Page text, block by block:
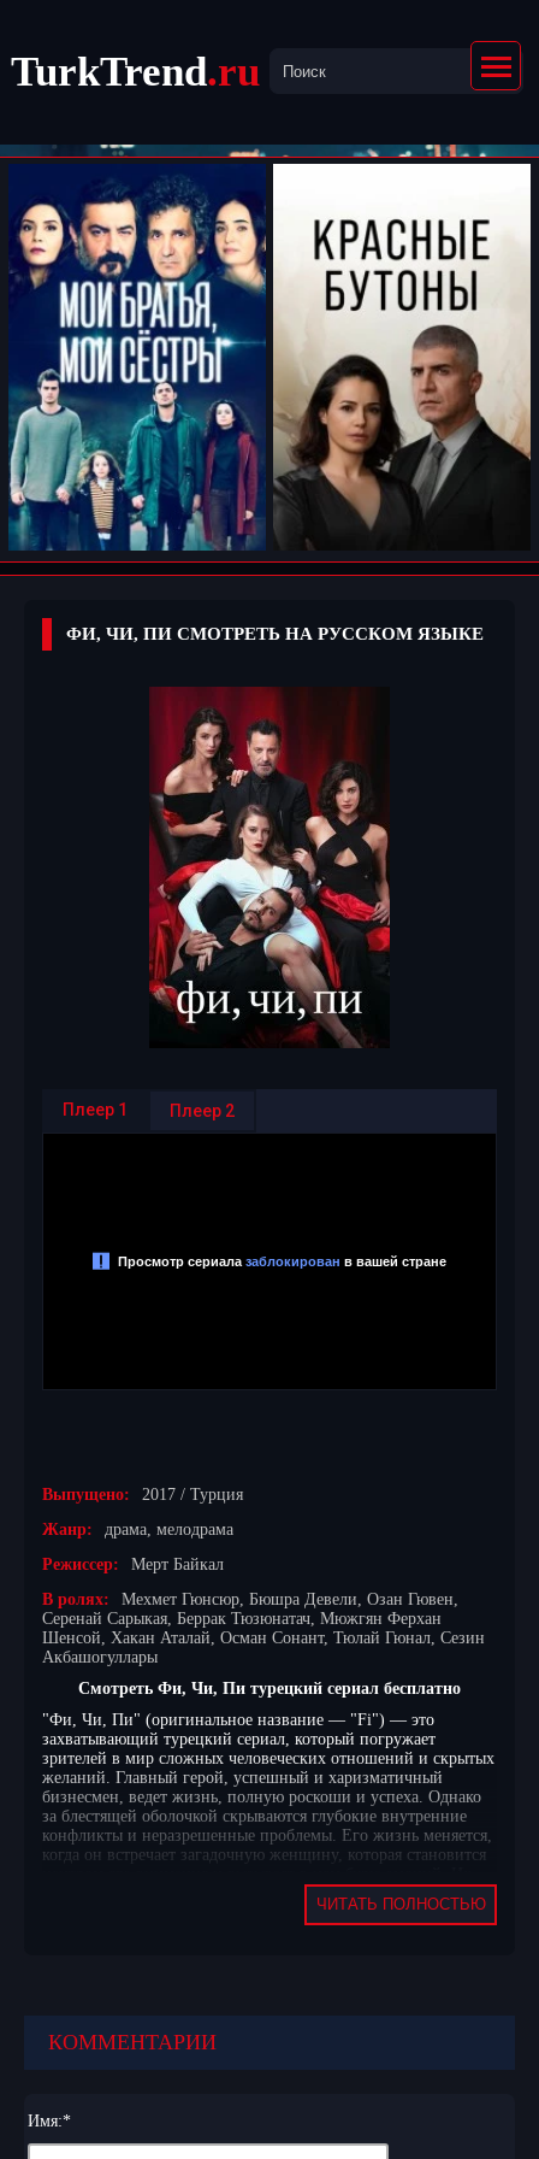
TurkTrend.ru
ФИ, ЧИ, ПИ СМОТРЕТЬ НА РУССКОМ ЯЗЫКЕ
Плеер 1 Плеер 2
Выпущено:
2017 / Турция
Жанр:
драма, мелодрама
Режиссер:
Мерт Байкал
В ролях:
Мехмет Гюнсюр, Бюшра Девели, Озан Гювен,
Серенай Сарыкая, Беррак Тюзюнатач, Мюжгян Ферхан
Шенсой, Хакан Аталай, Осман Сонант, Тюлай Гюнал, Сезин
Акбашогуллары
Смотреть Фи, Чи, Пи турецкий сериал бесплатно
"Фи, Чи, Пи" (оригинальное название — "Fi") — это
захватывающий турецкий сериал, который погружает
зрителей в мир сложных человеческих отношений и скрытых
желаний. Главный герой, успешный и харизматичный
бизнесмен, ведет жизнь, полную роскоши и успеха. Однако
за блестящей оболочкой скрываются глубокие внутренние
конфликты и неразрешенные проблемы. Его жизнь меняется,
когда он встречает загадочную женщину, которая становится
отношения развиваются на фоне интригующих событий,
которые ставят под сомнение все, что он знал о себе и
собственными демонами, которые не дают ему покоя.
создает напряженную атмосферу и заставляет зрителей
следить за развитием событий с замиранием сердца. Сериал
ЧИТАТЬ ПОЛНОСТЬЮ
КОММЕНТАРИИ
Имя:*